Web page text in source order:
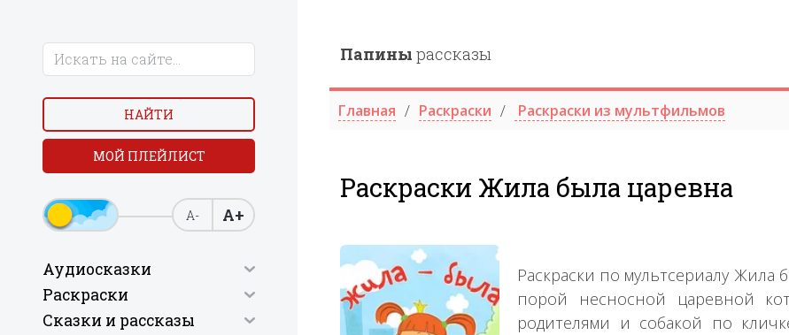
НАЙТИ
МОЙ ПЛЕЙЛИСТ
А- А+
Аудиосказки
Раскраски
Сказки и рассказы
Папины рассказы
Главная Раскраски Раскраски из мультфильмов
Раскраски Жила была царевна
Раскраски по мультсериалу Жила
порой несносной царевной
родителями и собакой по